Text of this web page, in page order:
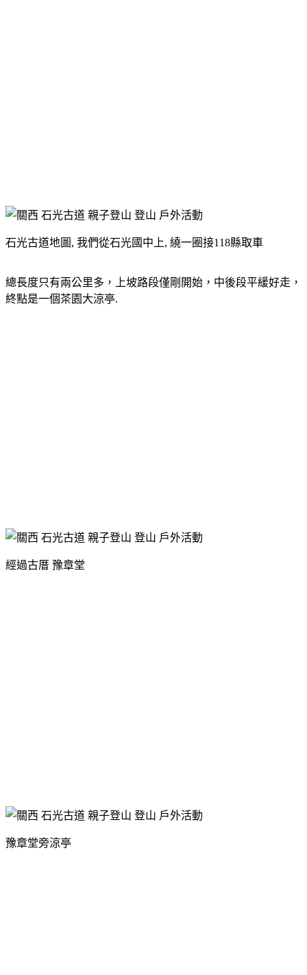
石光古道地圖, 我們從石光國中上, 繞一圈接118縣取車
總長度只有兩公里多，上坡路段僅剛開始，中後段平緩好走，
終點是一個茶園大涼亭.
經過古厝 豫章堂
豫章堂旁涼亭